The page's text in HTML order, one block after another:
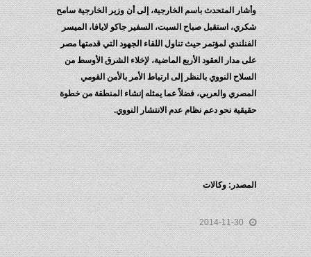
وأشار المتحدث باسم الخارجية، إلى أن وزير الخارجية سامح
شكري، استقبل صباح السبت، السفير جاكو لايافا، الميسر
الفنلندي لمؤتمر حيث تناول اللقاء الجهود التي قدمتها مصر
على مدار العقود الأربع الماضية، لإخلاء الشرق الأوسط من
السلاح النووي بالنظر إلى ارتباط الأمر بالأمن القومي
المصري والعربي، فضلاً عما يمثله إنشاء المنطقة من خطوة
حقيقية نحو دعم نظام عدم الانتشار النووي.
المصدر: وكالات
2014-11-30